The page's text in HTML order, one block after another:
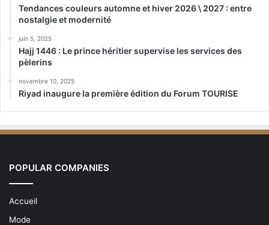
Tendances couleurs automne et hiver 2026 \ 2027 : entre
nostalgie et modernité
juin 5, 2025
Hajj 1446 : Le prince héritier supervise les services des
pèlerins
novembre 10, 2025
Riyad inaugure la première édition du Forum TOURISE
POPULAR COMPANIES
Accueil
Mode